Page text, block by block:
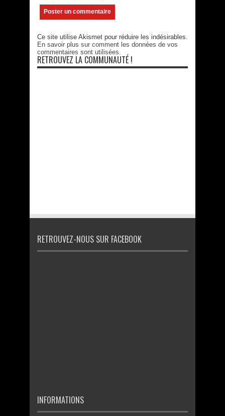
Ce site utilise Akismet pour réduire les indésirables.
En savoir plus sur comment les données de vos
commentaires sont utilisées
RETROUVEZ LA COMMUNAUTÉ !
RETROUVEZ-NOUS SUR FACEBOOK
INFORMATIONS